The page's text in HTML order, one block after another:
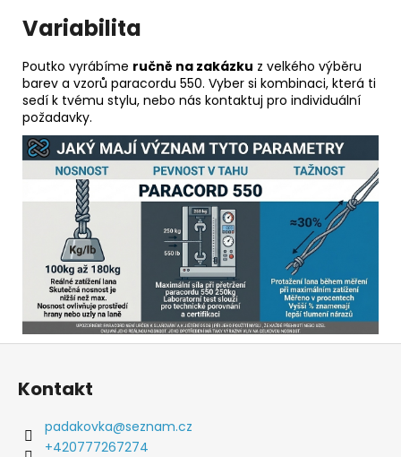
Variabilita
Poutko vyrábíme ručně na zakázku z velkého výběru
barev a vzorů paracordu 550. Vyber si kombinaci, která ti
sedí k tvému stylu, nebo nás kontaktuj pro individuální
požadavky.
Z
Kontakt
padakovka@seznam.cz
+420777267274